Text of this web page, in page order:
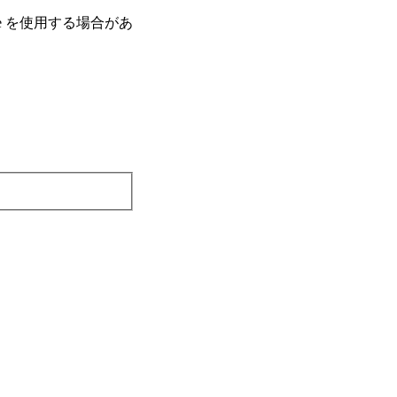
使⽤する場合があ